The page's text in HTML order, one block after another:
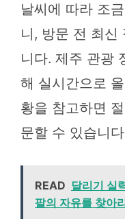
날씨에 따라 조
니, 방문 전 최신
니다. 제주 관광
해 실시간으로
황을 참고하면
문할 수 있습니
READ 달리기 실
팔의 자유를 찾아